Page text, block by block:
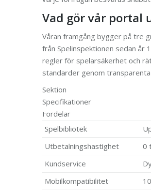
Vad gör vår portal
Våran framgång bygger på tre
från Spelinspektionen sedan
regler för spelarsäkerhet och
standarder genom
Sektion
Specifikationer
Fördelar
Spelbibliotek
Utbetalningshastighet
0
Kundservice
Mobilkompatibilitet